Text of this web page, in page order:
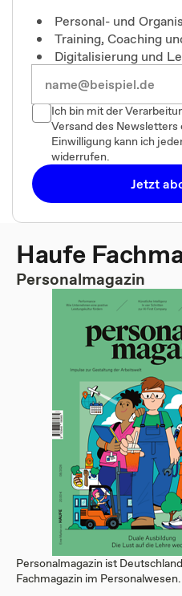
Personal- und
Training, Coaching
Digitalisierung und
Ich bin mit der
Versand des Newsletters
Einwilligung kann ich
widerrufen.
Jetzt
Haufe
Personalmagazin
Personalmagazin ist
Fachmagazin im